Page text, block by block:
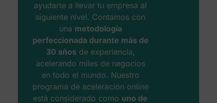
ayudarte a llevar tu empresa al
siguiente nivel. Contamos con
una metodología
perfeccionada durante más de
30 años de experiencia,
acelerando miles de negocios
en todo el mundo. Nuestro
programa de aceleración online
está considerado como uno de